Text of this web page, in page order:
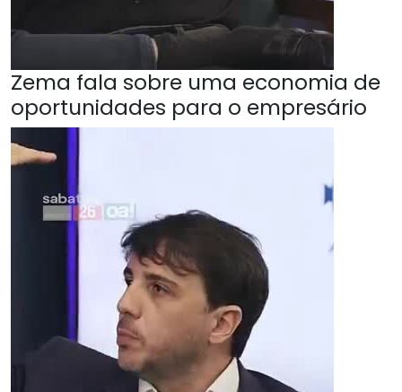
Zema fala sobre uma economia de
oportunidades para o empresário